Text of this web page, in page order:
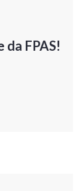
da FPAS!